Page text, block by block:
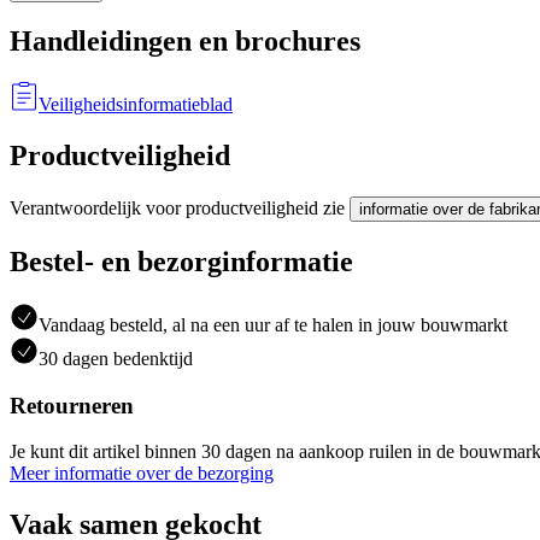
Handleidingen en brochures
Veiligheidsinformatieblad
Productveiligheid
Verantwoordelijk voor productveiligheid zie informatie over de
Bestel- en bezorginformatie
Vandaag besteld, al na een uur af te halen in jouw bouwmarkt
30 dagen bedenktijd
Retourneren
Je kunt dit artikel binnen 30 dagen na aankoop ruilen in de
Meer informatie over de bezorging
Vaak samen gekocht